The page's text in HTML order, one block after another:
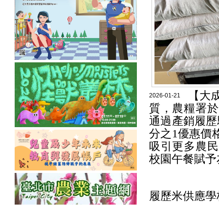
2026-01-21
【大
質，農糧署
通過產銷履
分之1優惠價
吸引更多農
校園午餐賦
履歷米供應